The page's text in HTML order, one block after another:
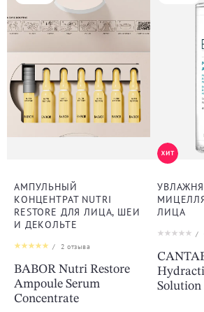
АМПУЛЬНЫЙ
КОНЦЕНТРАТ NUTRI
RESTORE ДЛЯ ЛИЦА, ШЕИ
И ДЕКОЛЬТЕ
/ 2 отзыва
BABOR Nutri Restore
Ampoule Serum
Concentrate
ЛИЦА
/
Solution